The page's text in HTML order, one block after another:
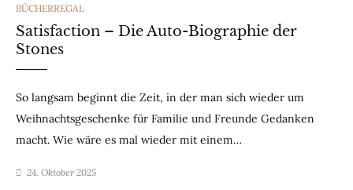
CATEGORIES
BÜCHERREGAL
Satisfaction – Die Auto-Biographie der
Stones
So langsam beginnt die Zeit, in der man sich wieder um
Weihnachtsgeschenke für Familie und Freunde Gedanken
macht. Wie wäre es mal wieder mit einem…
24. Oktober 2025